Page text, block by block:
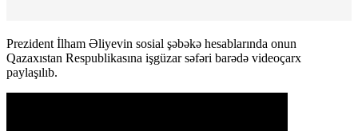
Prezident İlham Əliyevin sosial şəbəkə hesablarında onun
Qazaxıstan Respublikasına işgüzar səfəri barədə videoçarx
paylaşılıb.